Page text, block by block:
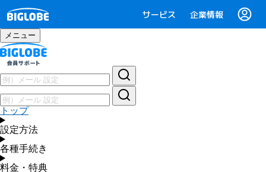
サービス 企業情報
メニュー
トップ
設定方法
各種手続き
料金・特典